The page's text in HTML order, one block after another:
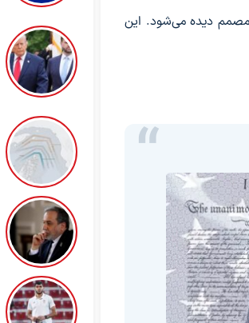
مصمم دیده می‌شود. این